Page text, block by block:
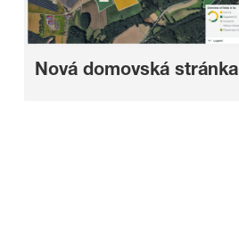
Nová domovská stránka